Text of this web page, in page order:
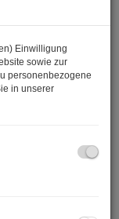
Einwilligung
sowie zur
personenbezogene
in unserer